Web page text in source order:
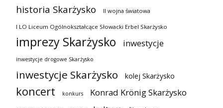
historia Skarżysko II wojna światowa
I LO Liceum Ogólnokształcące Słowacki Erbel Skarżysko
imprezy Skarżysko inwestycje
inwestycje drogowe Skarżysko
inwestycje Skarżysko kolej Skarżysko
koncert konkurs Konrad Krönig Skarżysko